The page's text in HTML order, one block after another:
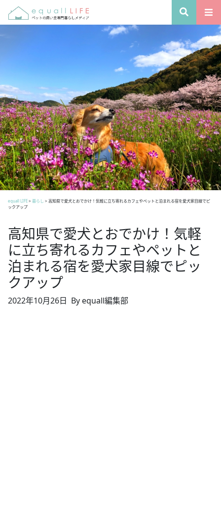
equall LIFE> 暮らし > 高知県で愛犬とおでかけ！気軽に立ち寄れるカフェやペットと泊まれる宿を愛犬家目線でピ
ックアップ
高知県で愛犬とおでかけ！気軽
に立ち寄れるカフェやペットと
泊まれる宿を愛犬家目線でピッ
クアップ
2022年10月26日 By equall編集部